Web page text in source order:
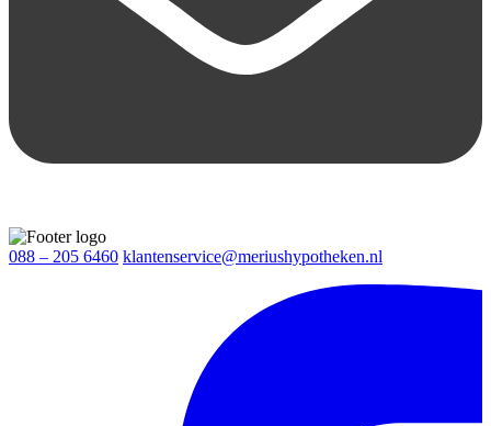
088 – 205 6460 klantenservice@meriushypotheken.nl